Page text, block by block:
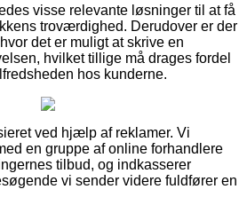
visse relevante løsninger til at få
troværdighed. Derudover er der
det er muligt at skrive en
hvilket tillige må drages fordel
hos kunderne.
ved hjælp af reklamer. Vi
en gruppe af online forhandlere
tilbud, og indkasserer
vi sender videre fuldfører en